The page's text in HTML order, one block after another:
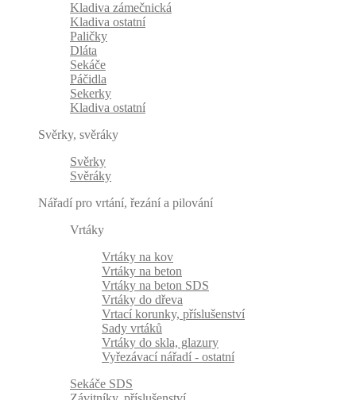
Kladiva zámečnická
Kladiva ostatní
Paličky
Dláta
Sekáče
Páčidla
Sekerky
Kladiva ostatní
Svěrky, svěráky
Svěrky
Svěráky
Nářadí pro vrtání, řezání a pilování
Vrtáky
Vrtáky na kov
Vrtáky na beton
Vrtáky na beton SDS
Vrtáky do dřeva
Vrtací korunky, příslušenství
Sady vrtáků
Vrtáky do skla, glazury
Vyřezávací nářadí - ostatní
Sekáče SDS